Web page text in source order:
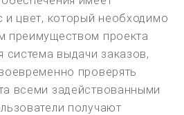
и цвет, который необходимо
преимуществом проекта
система выдачи заказов,
проверять
всеми задействованными
получают